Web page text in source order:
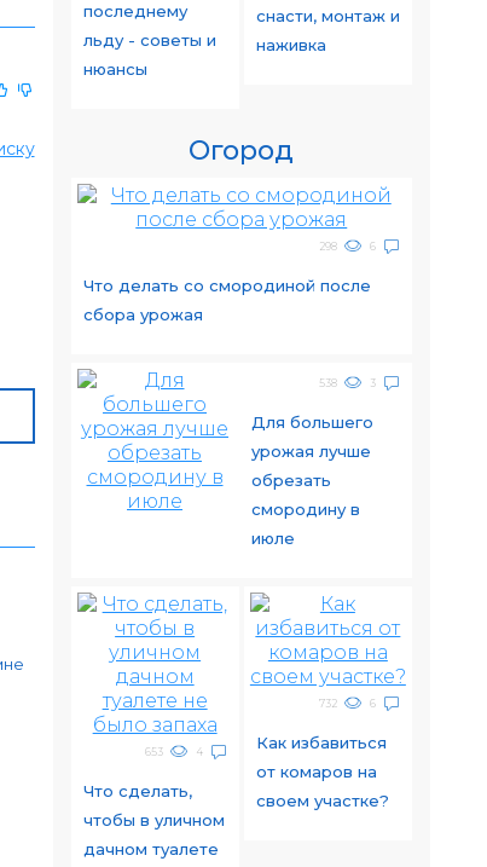
последнему
льду - советы и
нюансы
снасти, монтаж и
наживка
Огород
298 6
Что делать со смородиной после
сбора урожая
538 3
Для большего
урожая лучше
обрезать
смородину в
июле
653 4
Что сделать,
чтобы в уличном
дачном туалете
732 6
Как избавиться
от комаров на
своем участке?